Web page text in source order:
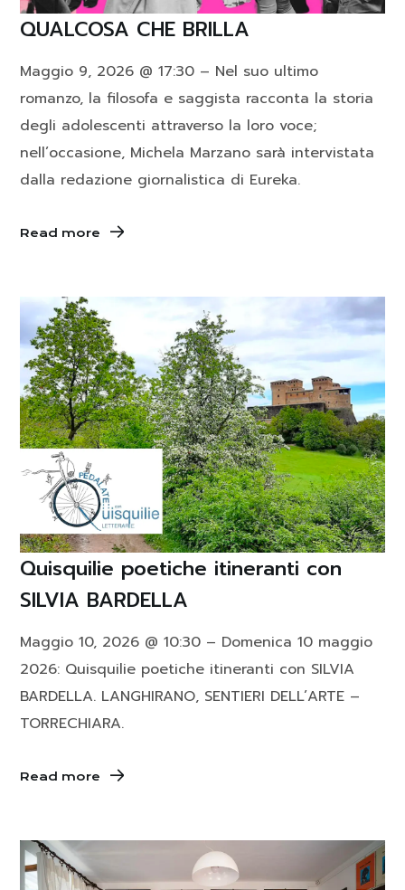
QUALCOSA CHE BRILLA
Maggio 9, 2026 @ 17:30 – Nel suo ultimo
romanzo, la filosofa e saggista racconta la storia
degli adolescenti attraverso la loro voce;
nell’occasione, Michela Marzano sarà intervistata
dalla redazione giornalistica di Eureka.
Read more
Quisquilie poetiche itineranti con
SILVIA BARDELLA
Maggio 10, 2026 @ 10:30 – Domenica 10 maggio
2026: Quisquilie poetiche itineranti con SILVIA
BARDELLA. LANGHIRANO, SENTIERI DELL’ARTE –
TORRECHIARA.
Read more